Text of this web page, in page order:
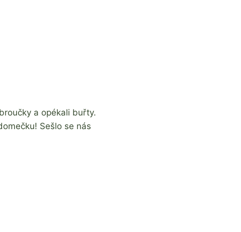
a opékali buřty.
Sešlo se nás